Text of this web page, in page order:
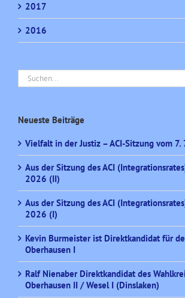
2017
2016
Suche
nach:
Neueste Beiträge
Vielfalt in der Justiz – ACI-Sitzung vom 7.
Aus der Sitzung des ACI
2026 (II)
Aus der Sitzung des ACI
2026 (I)
Kevin Burmeister ist Direktkandidat für
Oberhausen I
Ralf Nienaber Direktkandidat des
Oberhausen II / Wesel I (Dinslaken)